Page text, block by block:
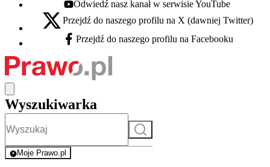
Youtube - otwiera się w nowej karcie
Odwiedź nasz kanał w serwisie YouTube
X - otwiera się w nowej karcie
Przejdź do naszego profilu na X (dawniej Twitter)
Facebook - otwiera się w nowej karcie
Przejdź do naszego profilu na Facebooku
Wyszukiwarka
Szukaj
Moje Prawo.pl
- rejestracja i logowanie do serwisu